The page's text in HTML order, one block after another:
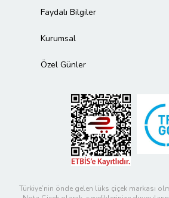
Faydalı Bilgiler
Kurumsal
Özel Günler
Türkiye’nin önde gelen lüks çiçek markası